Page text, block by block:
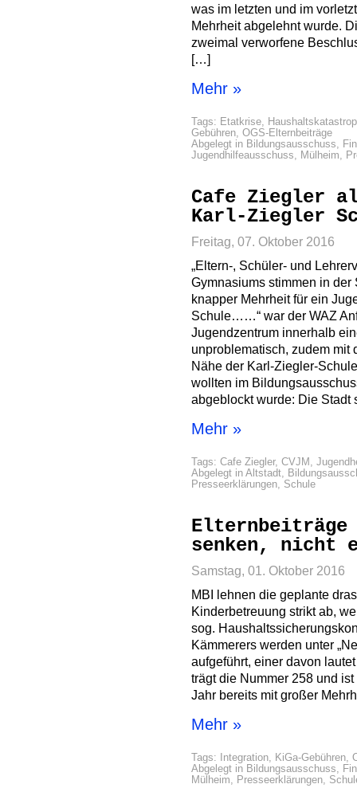
was im letzten und im
Mehrheit abgelehnt wurde.
zweimal verworfene
[…]
Mehr »
Tags: Etatkrise,
Gebühren, OGS-Elternbeiträge
Abgelegt in Bildungsausschuss,
Jugendhilfeausschuss, Mülheim,
Cafe Ziegler
Karl-Ziegler
Freitag, 07. Oktober 2016
„Eltern-, Schüler- und
Gymnasiums stimmen in
knapper Mehrheit für ein
Schule……“ war der WAZ
Jugendzentrum innerhalb
unproblematisch, zudem mit
Nähe der Karl-Ziegler-
wollten im
abgeblockt wurde: Die Stadt
Mehr »
Tags: Cafe Ziegler, CVJM ,
Abgelegt in Altstadt,
Presseerklärungen, Schule
Elternbeiträge
senken, nicht
Samstag, 01. Oktober 2016
MBI lehnen die geplante
Kinderbetreuung strikt ab,
sog.
Kämmerers werden unter
aufgeführt, einer davon
trägt die Nummer 258 und
Jahr bereits mit großer
Mehr »
Tags: Integration, KiGa-Gebühren,
Abgelegt in Bildungsausschuss,
Mülheim, Presseerklärungen,